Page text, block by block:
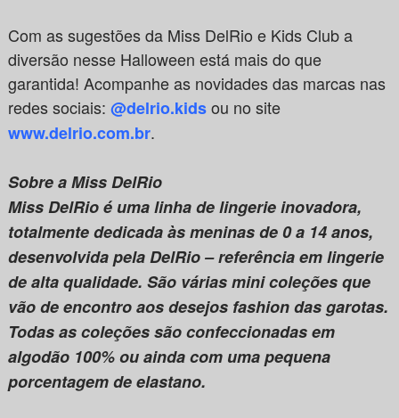
Com as sugestões da Miss DelRio e Kids Club a
diversão nesse Halloween está mais do que
garantida! Acompanhe as novidades das marcas nas
redes sociais: @delrio.kidsou no site
www.delrio.com.br.
Sobre a Miss DelRio
Miss DelRio é uma linha de lingerie inovadora,
totalmente dedicada às meninas de 0 a 14 anos,
desenvolvida pela DelRio – referência em lingerie
de alta qualidade. São várias mini coleções que
vão de encontro aos desejos fashion das garotas.
Todas as coleções são confeccionadas em
algodão 100% ou ainda com uma pequena
porcentagem de elastano.